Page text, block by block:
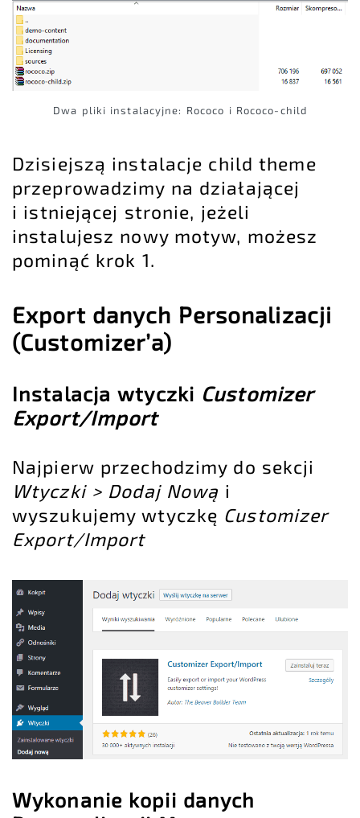
Dwa pliki instalacyjne: Rococo i Rococo-child
Dzisiejszą instalacje child theme
przeprowadzimy na działającej
i istniejącej stronie, jeżeli
instalujesz nowy motyw, możesz
pominąć krok 1.
Export danych Personalizacji
(Customizer’a)
Instalacja wtyczki Customizer
Export/Import
Najpierw przechodzimy do sekcji
Wtyczki > Dodaj Nową i
wyszukujemy wtyczkę Customizer
Export/Import
Wykonanie kopii danych